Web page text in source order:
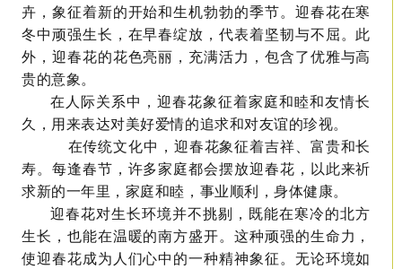
卉，象征着新的开始和生机勃勃的季节。迎春花在寒
冬中顽强生长，在早春绽放，代表着坚韧与不屈。此
外，迎春花的花色亮丽，充满活力，包含了优雅与高
贵的意象。
在人际关系中，迎春花象征着家庭和睦和友情长
久，用来表达对美好爱情的追求和对友谊的珍视。
在传统文化中，迎春花象征着吉祥、富贵和长
寿。每逢春节，许多家庭都会摆放迎春花，以此来祈
求新的一年里，家庭和睦，事业顺利，身体健康。
迎春花对生长环境并不挑剔，既能在寒冷的北方
生长，也能在温暖的南方盛开。这种顽强的生命力，
使迎春花成为人们心中的一种精神象征。无论环境如